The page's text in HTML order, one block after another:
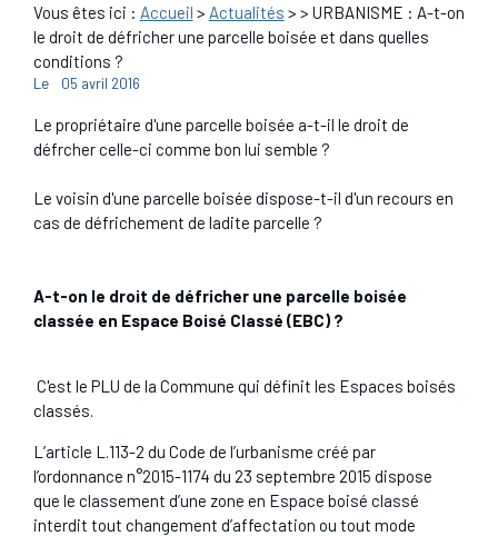
Vous êtes ici : Accueil > Actualités > > URBANISME : A-t-on
le droit de défricher une parcelle boisée et dans quelles
conditions ?
Le 05 avril 2016
Le propriétaire d'une parcelle boisée a-t-il le droit de
défrcher celle-ci comme bon lui semble ?
Le voisin d'une parcelle boisée dispose-t-il d'un recours en
cas de défrichement de ladite parcelle ?
A-t-on le droit de défricher une parcelle boisée
classée en Espace Boisé Classé (EBC) ?
C'est le PLU de la Commune qui définit les Espaces boisés
classés.
L’article L.113-2 du Code de l’urbanisme créé par
l’ordonnance n°2015-1174 du 23 septembre 2015 dispose
que le classement d’une zone en Espace boisé classé
interdit tout changement d’affectation ou tout mode